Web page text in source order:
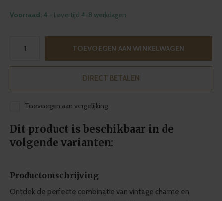
Voorraad: 4 - Levertijd 4-8 werkdagen
TOEVOEGEN AAN WINKELWAGEN
DIRECT BETALEN
Toevoegen aan vergelijking
Dit product is beschikbaar in de
volgende varianten:
Productomschrijving
Ontdek de perfecte combinatie van vintage charme en